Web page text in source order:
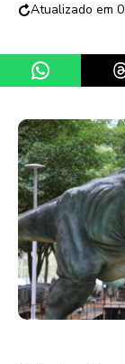
Share on